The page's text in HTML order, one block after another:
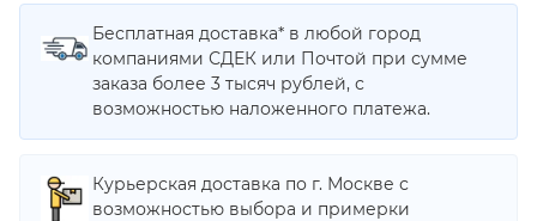
Бесплатная доставка* в любой город
компаниями СДЕК или Почтой при сумме
заказа более 3 тысяч рублей, с
возможностью наложенного платежа.
Курьерская доставка по г. Москве с
возможностью выбора и примерки